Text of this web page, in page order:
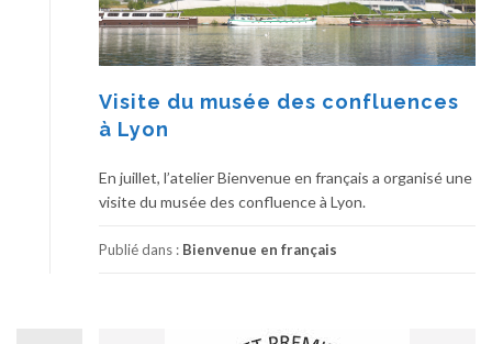
Visite du musée des confluences
à Lyon
En juillet, l’atelier Bienvenue en français a organisé une
visite du musée des confluence à Lyon.
Publié dans : Bienvenue en français